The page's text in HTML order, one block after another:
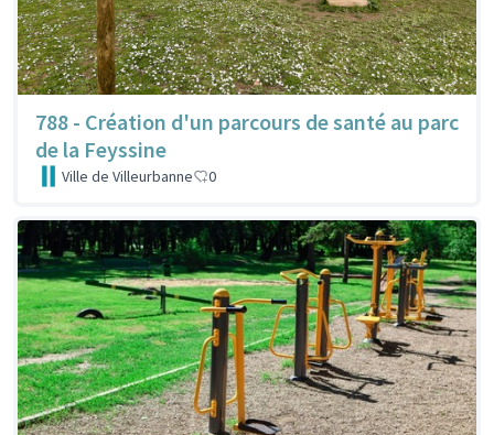
788 - Création d'un parcours de santé au parc
de la Feyssine
Ville de Villeurbanne 0